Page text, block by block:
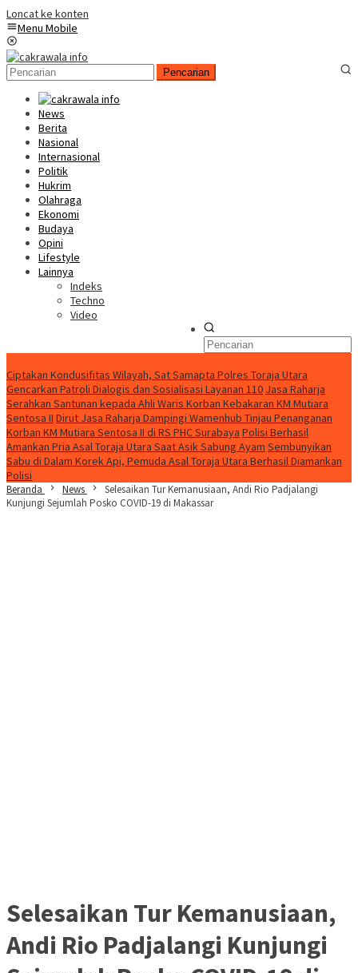
Loncat ke konten
Menu Mobile
Pencarian
News
Berita
Nasional
Internasional
Politik
Hukrim
Olahraga
Ekonomi
Budaya
Opini
Lifestyle
Lainnya
Indeks
Techno
Video
Ciptakan Kondusifitas Wilayah, Sat Samapta Polres Toraja Utara
Gencarkan Patroli Dialogis dan Sosialisasi Layanan 110 Jasa Raharja
Serahkan Santunan kepada Ahli Waris Korban Kebakaran KM Mutiara
Sentosa II Dirut Jasa Raharja Dampingi Wamenhub Tinjau Penanganan
Korban KM Mutiara Sentosa II di RS PHC Surabaya Polisi Berhasil
Amankan Pria Asal Toraja Utara Saat Asik Sabung Ayam Sembunyikan
Sabu di Dalam Korek Api, Pemuda Asal Toraja Utara Berhasil Diamankan
Polisi
Beranda News
Selesaikan Tur Kemanusiaan, Andi Rio Padjalangi
Kunjungi Sejumlah Posko COVID-19 di Makassar
Selesaikan Tur Kemanusiaan,
Andi Rio Padjalangi Kunjungi